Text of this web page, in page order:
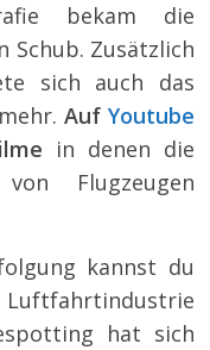
bekam die
Schub. Zusätzlich
sich auch das
Auf Youtube
in denen die
Flugzeugen
kannst du
hat sich